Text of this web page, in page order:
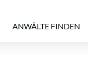
ANWÄLTE FINDEN